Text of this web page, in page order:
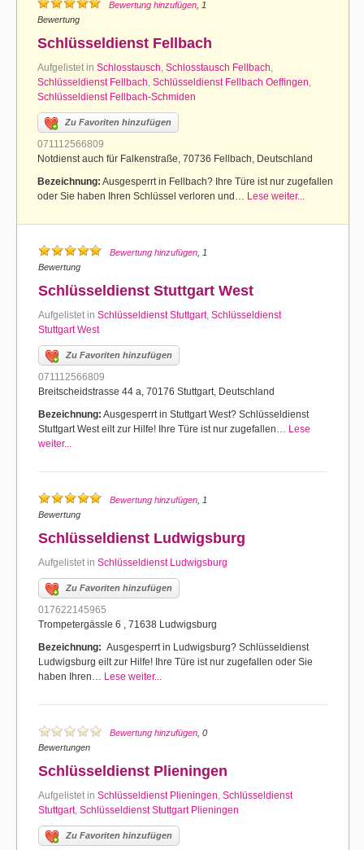
Bewertung hinzufügen , 1
Bewertung
Schlüsseldienst Fellbach
Aufgelistet in Schlosstausch, Schlosstausch Fellbach,
Schlüsseldienst Fellbach, Schlüsseldienst Fellbach Oeffingen,
Schlüsseldienst Fellbach-Schmiden
Zu Favoriten hinzufügen
071112566809
Notdienst auch für Falkenstraße, 70736 Fellbach, Deutschland
Bezeichnung: Ausgesperrt in Fellbach? Ihre Türe ist nur zugefallen
oder Sie haben Ihren Schlüssel verloren und… Lese weiter...
Bewertung hinzufügen , 1
Bewertung
Schlüsseldienst Stuttgart West
Aufgelistet in Schlüsseldienst Stuttgart, Schlüsseldienst
Stuttgart West
Zu Favoriten hinzufügen
071112566809
Breitscheidstrasse 44 a, 70176 Stuttgart, Deutschland
Bezeichnung: Ausgesperrt in Stuttgart West? Schlüsseldienst
Stuttgart West eilt zur Hilfe! Ihre Türe ist nur zugefallen… Lese
weiter...
Bewertung hinzufügen , 1
Bewertung
Schlüsseldienst Ludwigsburg
Aufgelistet in Schlüsseldienst Ludwigsburg
Zu Favoriten hinzufügen
017622145965
Trompetergässle 6 , 71638 Ludwigsburg
Bezeichnung: Ausgesperrt in Ludwigsburg? Schlüsseldienst
Ludwigsburg eilt zur Hilfe! Ihre Türe ist nur zugefallen oder Sie
haben Ihren… Lese weiter...
Bewertung hinzufügen , 0
Bewertungen
Schlüsseldienst Plieningen
Aufgelistet in Schlüsseldienst Plieningen, Schlüsseldienst
Stuttgart, Schlüsseldienst Stuttgart Plieningen
Zu Favoriten hinzufügen